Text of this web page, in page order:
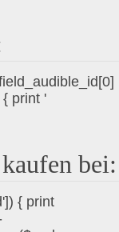
print '
bei:
{ print